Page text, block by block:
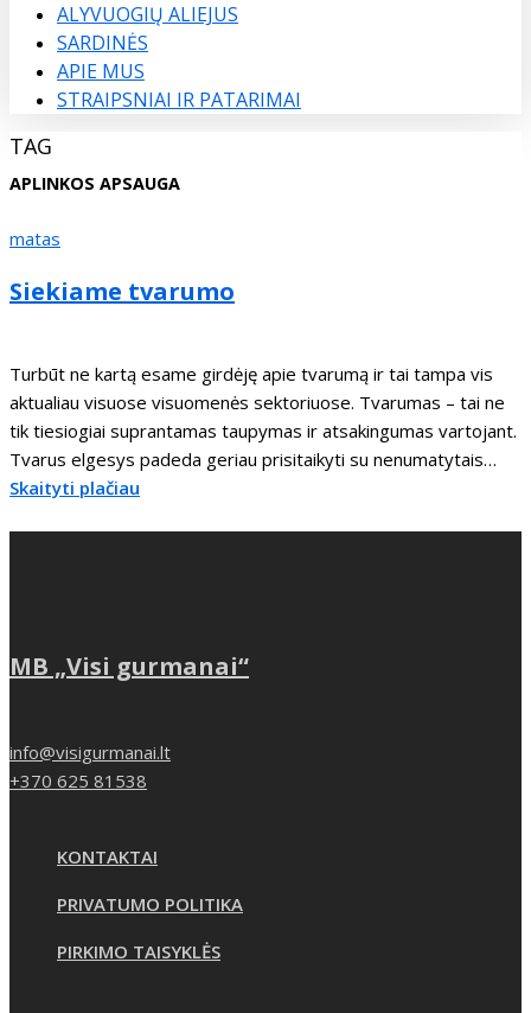
ALYVUOGIŲ ALIEJUS
SARDINĖS
APIE MUS
STRAIPSNIAI IR PATARIMAI
TAG
APLINKOS APSAUGA
matas
Siekiame tvarumo
Turbūt ne kartą esame girdėję apie tvarumą ir tai tampa vis
aktualiau visuose visuomenės sektoriuose. Tvarumas – tai ne
tik tiesiogiai suprantamas taupymas ir atsakingumas vartojant.
Tvarus elgesys padeda geriau prisitaikyti su nenumatytais…
Skaityti plačiau
MB „Visi gurmanai“
info@visigurmanai.lt
+370 625 81538
KONTAKTAI
PRIVATUMO POLITIKA
PIRKIMO TAISYKLĖS